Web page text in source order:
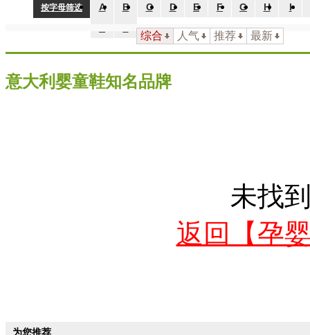
按字母筛选 A B C D E F G H
I
综合 人气 推荐 最新
意大利婴童鞋知名品牌
未找
返回【孕
为您推荐